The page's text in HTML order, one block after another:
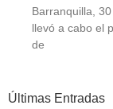
Barranquilla,
llevó a cabo el
de
Últimas Entradas